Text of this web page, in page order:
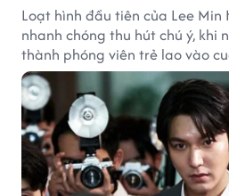
Loạt hình đầu tiên của Lee Min
nhanh chóng thu hút chú ý, khi
thành phóng viên trẻ lao vào
phía sau một vụ ám sát gây